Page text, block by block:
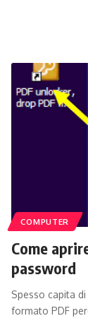
COMPUTER
Come
password
Spesso capita
formato PDF